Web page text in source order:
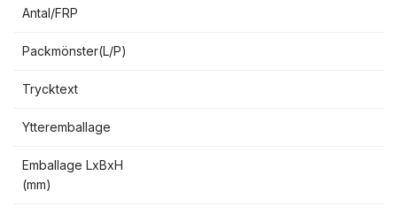
Antal/FRP
Packmönster(L/P)
Trycktext
Ytteremballage
Emballage LxBxH
(mm)